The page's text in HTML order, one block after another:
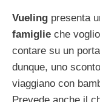
Vueling presenta
famiglie che
contare su un
dunque, uno
viaggiano con